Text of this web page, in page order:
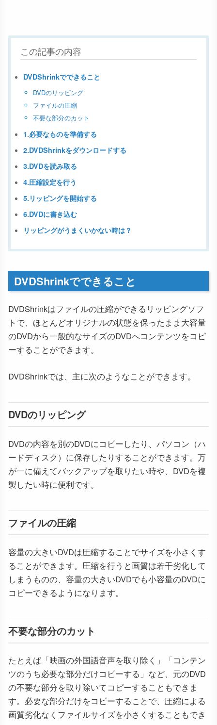
この記事の内容
DVDShrinkでできること
DVDのリッピング
ファイルの圧縮
不要な部分のカット
1.必要なものを準備する
2.DVDShrinkをダウンロードする
3.DVDを読み取る
4.圧縮設定を行う
5.リッピングを開始する
6.DVDに書き込む
リッピングがうまくいかない時は？
DVDShrinkでできること
DVDShrinkはファイルの圧縮ができるリッピングソフ
トで、ほとんどオリジナルの状態を保ったまま大容量
のDVDから一般的なサイズのDVDへコンテンツをコピ
ーすることができます。
DVDShrinkでは、主に次のようなことができます。
DVDのリッピング
DVDの内容を別のDVDにコピーしたり、パソコン（ハ
ードディスク）に保存したりすることができます。万
が一に備えてバックアップを取りたい時や、DVDを複
製したい時に便利です。
ファイルの圧縮
容量の大きいDVDは圧縮することでサイズを小さくす
ることができます。圧縮を行うと画質は若干劣化して
しまうものの、容量の大きいDVDでも小容量のDVDに
コピーできるようになります。
不要な部分のカット
たとえば「映画の外国語音声を取り除く」「コンテン
ツのうち必要な部分だけコピーする」など、元のDVD
の不要な部分を取り除いてコピーすることもできま
す。必要な部分だけをコピーすることで、圧縮による
画質劣化なくファイルサイズを小さくすることもでき